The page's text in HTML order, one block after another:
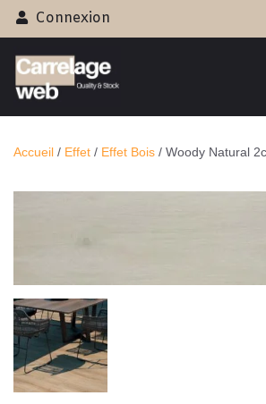
Connexion
Accueil / Effet / Effet Bois / Woody Natural